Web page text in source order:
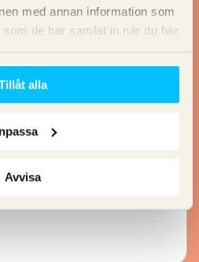
med annan information som
de har samlat in när du har
alla
Avvisa
med